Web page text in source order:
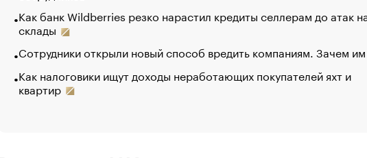
Как банк Wildberries резко нарастил кредиты селлерам до атак
склады
Сотрудники открыли новый способ вредить компаниям. Зачем
Как налоговики ищут доходы неработающих покупателей яхт и
квартир